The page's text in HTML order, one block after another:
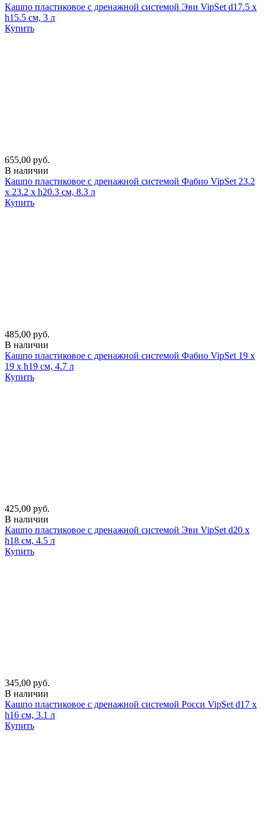
Кашпо пластиковое с дренажной системой Эви VipSet d17.5 х
h15.5 см, 3 л
Купить
655,00 руб.
В наличии
Кашпо пластиковое с дренажной системой Фабио VipSet 23.2
х 23.2 х h20.3 см, 8.3 л
Купить
485,00 руб.
В наличии
Кашпо пластиковое с дренажной системой Фабио VipSet 19 х
19 х h19 см, 4.7 л
Купить
425,00 руб.
В наличии
Кашпо пластиковое с дренажной системой Эви VipSet d20 х
h18 см, 4.5 л
Купить
345,00 руб.
В наличии
Кашпо пластиковое с дренажной системой Росси VipSet d17 х
h16 см, 3.1 л
Купить